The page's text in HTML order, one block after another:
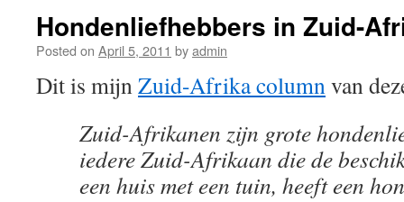
Hondenliefhebbers in Zuid-
Posted on April 5, 2011 byadmin
Dit is mijnZuid-Afrika columnvan
Zuid-Afrikanen zijn grote
iedere Zuid-Afrikaan die de
een huis met een tuin, heeft een